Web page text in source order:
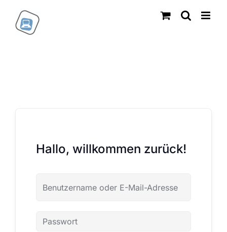
Inhalt
springen
Hallo, willkommen zurück!